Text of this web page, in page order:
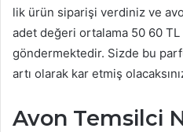
lik ürün siparişi verdiniz ve
adet değeri ortalama 50 60
göndermektedir. Sizde bu
artı olarak kar etmiş
Avon Temsilci